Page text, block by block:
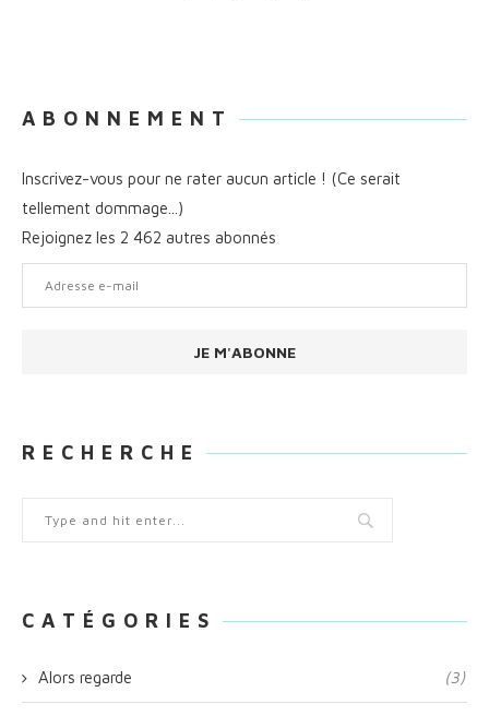
A B O N N E M E N T
Inscrivez-vous pour ne rater aucun article ! (Ce serait
tellement dommage...)
Rejoignez les 2 462 autres abonnés
e-
JE M'ABONNE
R E C H E R C H E
C A T É G O R I E S
Alors regarde (3)